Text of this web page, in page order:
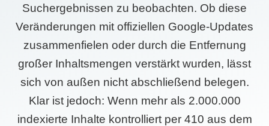
Suchergebnissen zu beobachten. Ob diese
Veränderungen mit offiziellen Google-Updates
zusammenfielen oder durch die Entfernung
großer Inhaltsmengen verstärkt wurden, lässt
sich von außen nicht abschließend belegen.
Klar ist jedoch: Wenn mehr als 2.000.000
indexierte Inhalte kontrolliert per 410 aus dem